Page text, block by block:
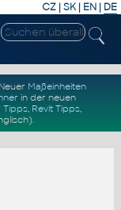
CZ | SK| EN | DE
Maßeinheiten
in der neuen
Tipps, Revit Tipps,